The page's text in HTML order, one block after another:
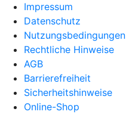
Impressum
Datenschutz
Nutzungsbedingungen
Rechtliche Hinweise
AGB
Barrierefreiheit
Sicherheitshinweise
Online-Shop